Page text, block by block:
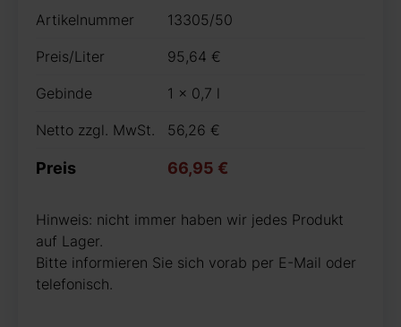
Artikelnummer 13305/50
Preis/Liter 95,64 €
Gebinde 1 x 0,7 l
Netto zzgl. MwSt. 56,26 €
Preis 66,95 €
Hinweis: nicht immer haben wir jedes Produkt
auf Lager.
Bitte informieren Sie sich vorab per E-Mail oder
telefonisch.